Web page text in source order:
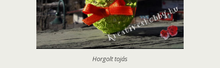
Horgolt tojás